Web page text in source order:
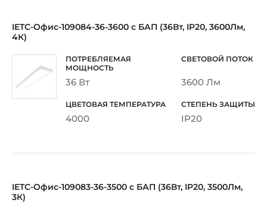
IETC-Офис-109084-36-3600 с БАП (36Вт, IP20, 3600Лм,
4К)
36 Вт 3600 Лм
4000 IP20
IETC-Офис-109083-36-3500 с БАП (36Вт, IP20, 3500Лм,
3К)